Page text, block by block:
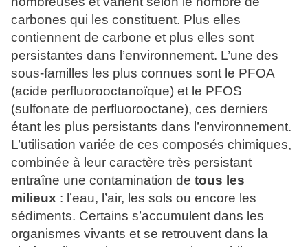
carbones qui les constituent. Plus elles
contiennent de carbone et plus elles sont
persistantes dans l’environnement. L’une des
sous-familles les plus connues sont le PFOA
(acide perfluorooctanoïque) et le PFOS
(sulfonate de perfluorooctane), ces derniers
étant les plus persistants dans l’environnement.
L’utilisation variée de ces composés chimiques,
combinée à leur caractère très persistant
entraîne une contamination de tous les
milieux : l’eau, l’air, les sols ou encore les
sédiments. Certains s’accumulent dans les
organismes vivants et se retrouvent dans la